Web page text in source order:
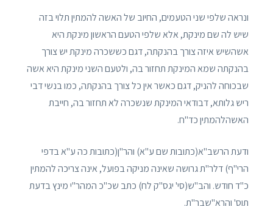
ונראה שלפי שני הטעמים, החיוב של האשה להמתין תלוי בזה
שיש לה שם מינקת, אלא שלפי הטעם הראשון מינקת היא
אשהשיש איזה צורך בהנקתה, דגם כששכרה מינקת יש צורך
בהנקתה שמא המינקת תחזור בה, ולטעם השני מינקת היא אשה
שבכוחה להניק, דגם כאשר אין כל צורך בהנקתה, כמו בנשי דבי
ריש גלותא, דבודאי המינקת שנשכרה לא תחזור בה, חייבת
האשהלהמתין כד"ח.
ודעת הרשב"א(כתובות שם ע"א) והר"ן(כתובות כה ע"א בדפי
הרי"ף) דלר"ת גרושה שאינה מניקה בפועל, אינה צריכה להמתין
כ"ד חודש. והב"ש(סי' יגס"ק לח) כתב שכ"כ המהר"י מינץ בדעת
תוס' והרא"שבר"ת.